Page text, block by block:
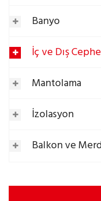
Banyo
İç ve Dış
Mantolama
İzolasyon
Balkon ve